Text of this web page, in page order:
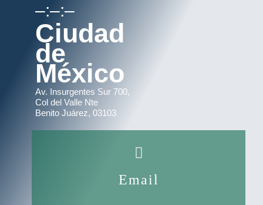
–:–:–
Ciudad
de
México
Av. Insurgentes Sur 700,
Col del Valle Nte
Benito Juárez, 03103
Email